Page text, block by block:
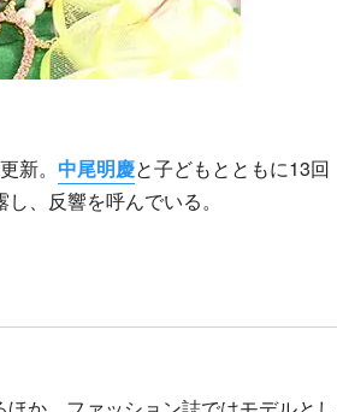
新。 中尾明慶と子どもとともに13回
、反響を呼んでいる。